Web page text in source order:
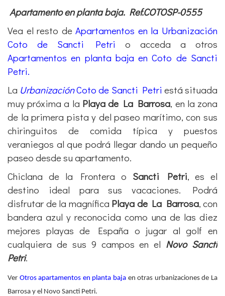
Apartamento en planta baja. Ref.COTOSP-0555
Vea el resto deApartamentos en la Urbanización
Coto de Sancti Petri
o acceda a otros
Apartamentos en planta baja en Coto de Sancti
Petri.
La UrbanizaciónCoto de Sancti Petri está situada
muy próxima a la Playa de La Barrosa, en la zona
de la primera pista y del paseo marítimo, con sus
chiringuitos de comida típica y puestos
veraniegos al que podrá llegar dando un pequeño
paseo desde su apartamento.
Chiclana de la Frontera o Sancti Petri, es el
destino ideal para sus vacaciones. Podrá
disfrutar de la magnífica Playa de La Barrosa, con
bandera azul y reconocida como una de las diez
mejores playas de España o jugar al golf en
cualquiera de sus 9 campos en el Novo Sancti
Petri.
Ver Otros apartamentos en planta baja en otras urbanizaciones de La
Barrosa y el Novo Sancti Petri.